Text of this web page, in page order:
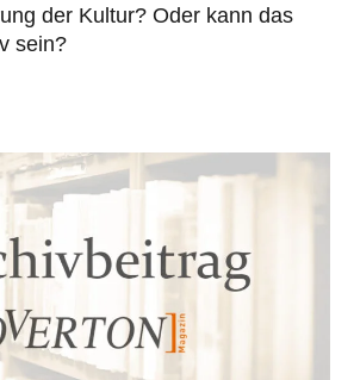
der Kultur? Oder kann das
sein?